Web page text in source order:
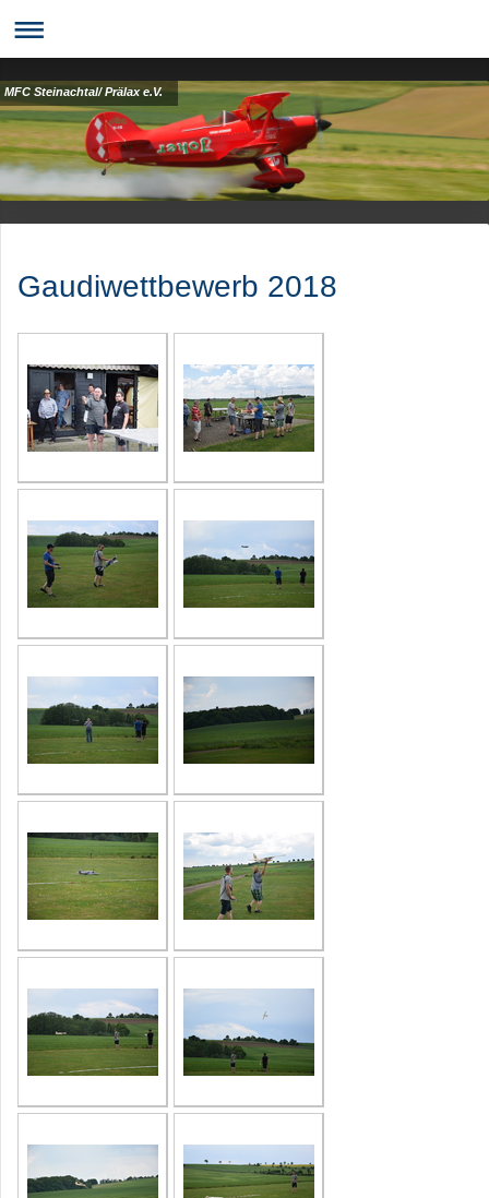
MFC Steinachtal/ Prälax e.V.
Gaudiwettbewerb 2018